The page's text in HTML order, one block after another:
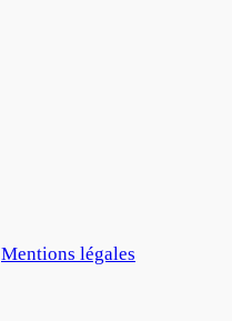
Mentions légales